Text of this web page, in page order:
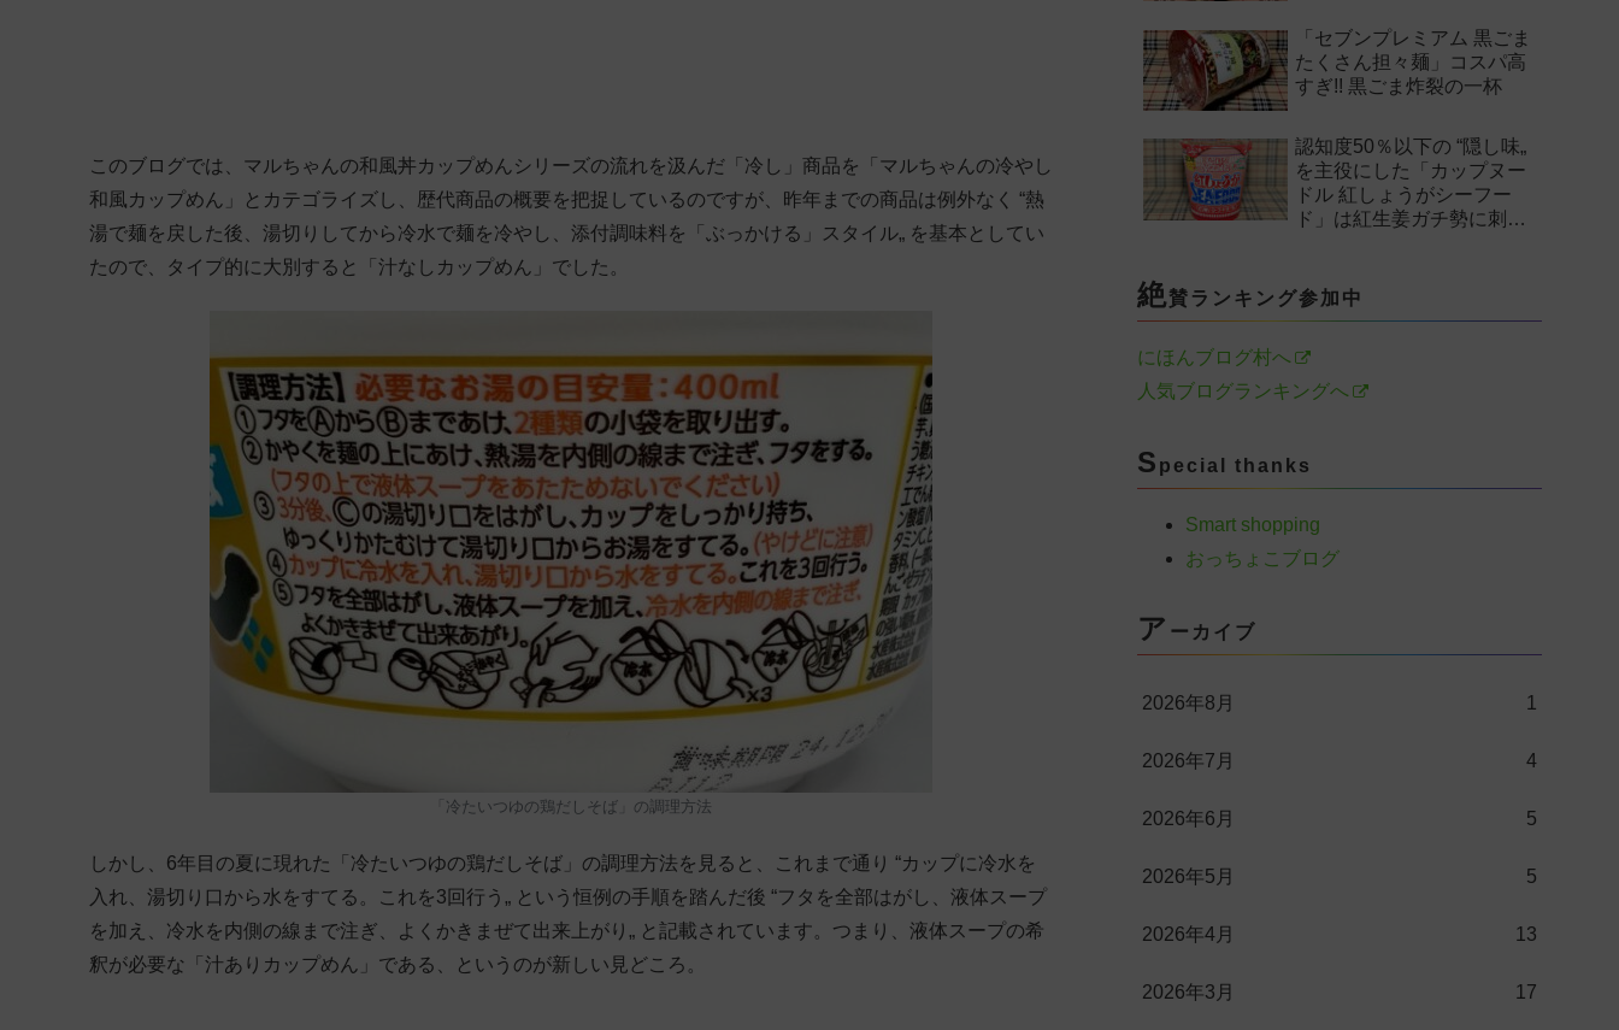
このブログでは、マルちゃんの和風丼カップめんシリーズの流れを汲んだ「冷し」商品を「マルちゃんの冷やし
和風カップめん」とカテゴライズし、歴代商品の概要を把捉しているのですが、昨年までの商品は例外なく “熱
湯で麺を戻した後、湯切りしてから冷水で麺を冷やし、添付調味料を「ぶっかける」スタイル„ を基本としてい
たので、タイプ的に大別すると「汁なしカップめん」でした。
「冷たいつゆの鶏だしそば」の調理方法
しかし、6年目の夏に現れた「冷たいつゆの鶏だしそば」の調理方法を見ると、これまで通り “カップに冷水を
入れ、湯切り口から水をすてる。これを3回行う„ という恒例の手順を踏んだ後 “フタを全部はがし、液体スープ
を加え、冷水を内側の線まで注ぎ、よくかきまぜて出来上がり„ と記載されています。つまり、液体スープの希
釈が必要な「汁ありカップめん」である、というのが新しい見どころ。
「セブンプレミアム 黒ごま
たくさん担々麺」コスパ高
すぎ!! 黒ごま炸裂の一杯
認知度50％以下の “隠し味„
を主役にした「カップヌー
ドル 紅しょうがシーフー
ド」は紅生姜ガチ勢に刺さ
絶賛ランキング参加中
にほんブログ村へ
人気ブログランキングへ
S pecial thanks
Smart shopping
おっちょこブログ
ア ーカイブ
2026年8月 1
2026年7月 4
2026年6月 5
2026年5月 5
2026年4月 13
2026年3月 17